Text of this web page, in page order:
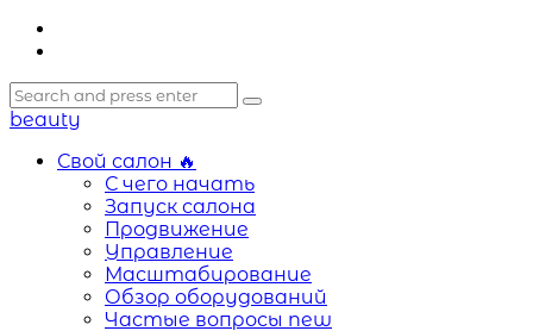
Search
Search
for:
Search
beauty
Свой салон 🔥
С чего начать
Запуск салона
Продвижение
Управление
Масштабирование
Обзор оборудований
Частые вопросы new